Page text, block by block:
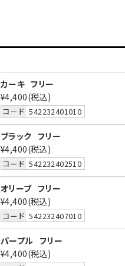
カーキ フリー
¥4,400(税込)
コード 542232401010
ブラック フリー
¥4,400(税込)
コード 542232402510
オリーブ フリー
¥4,400(税込)
コード 542232407010
パープル フリー
¥4,400(税込)